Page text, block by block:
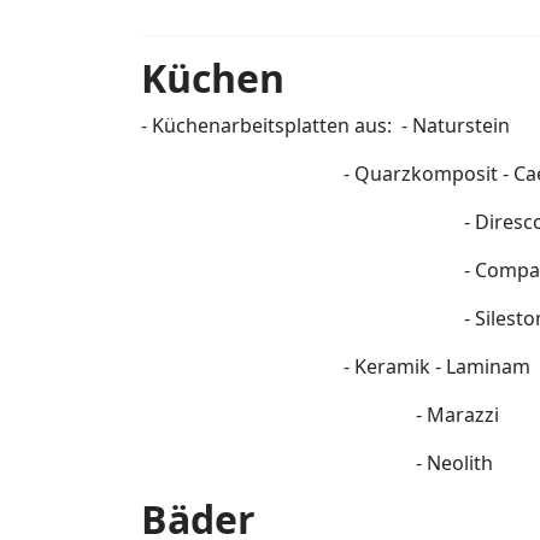
Küchen
- Küchenarbeitsplatten aus: - Naturstein
- Quarzkomposit -
-
-
-
- Keramik - Laminam
- Marazzi
- Neolith
Bäder